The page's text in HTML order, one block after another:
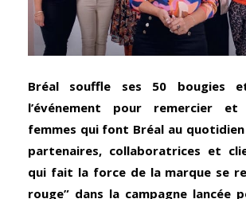
Bréal souffle ses 50 bougies
l’événement pour remercier
femmes qui font Bréal au quotidien
partenaires, collaboratrices et
qui fait la force de la marque se
rouge” dans la campagne lancée